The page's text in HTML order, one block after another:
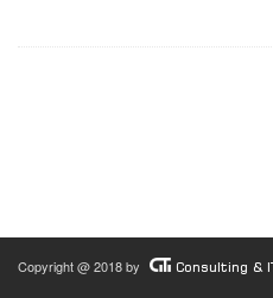
Copyright @ 2018 by Consulting &